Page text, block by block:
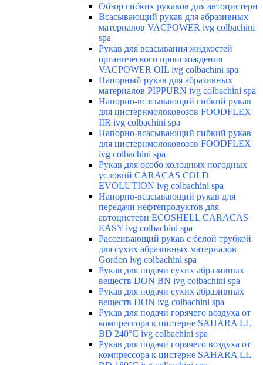
Обзор гибких рукавов для автоцистерн
Всасывающий рукав для абразивных
материалов VACPOWER ivg colbachini
spa
Рукав для всасывания жидкостей
органического происхождения
VACPOWER OIL ivg colbachini spa
Напорный рукав для абразивных
материалов PIPPURN ivg colbachini spa
Напорно-всасывающий гибкий рукав
для цистернмолоковозов FOODFLEX
IIR ivg colbachini spa
Напорно-всасывающий гибкий рукав
для цистернмолоковозов FOODFLEX
ivg colbachini spa
Рукав для особо холодных погодных
условий CARACAS COLD
EVOLUTION ivg colbachini spa
Напорно-всасывающий рукав для
передачи нефтепродуктов для
автоцистерн ECOSHELL CARACAS
EASY ivg colbachini spa
Рассеивающий рукав с белой трубкой
для сухих абразивных материалов
Gordon ivg colbachini spa
Рукав для подачи сухих абразивных
веществ DON BN ivg colbachini spa
Рукав для подачи сухих абразивных
веществ DON ivg colbachini spa
Рукав для подачи горячего воздуха от
компрессора к цистерне SAHARA LL
BD 240°C ivg colbachini spa
Рукав для подачи горячего воздуха от
компрессора к цистерне SAHARA LL